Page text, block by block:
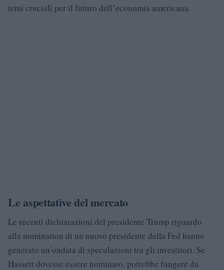
temi cruciali per il futuro dell’economia americana.
Le aspettative del mercato
Le recenti dichiarazioni del presidente Trump riguardo
alla nomination di un nuovo presidente della Fed hanno
generato un’ondata di speculazioni tra gli investitori. Se
Hassett dovesse essere nominato, potrebbe fungere da